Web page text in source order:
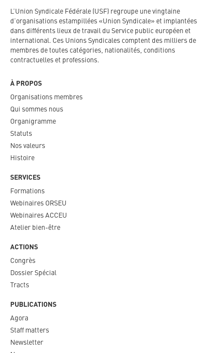
L’Union Syndicale Fédérale (USF) regroupe une vingtaine
d’organisations estampillées «Union Syndicale» et implantées
dans différents lieux de travail du Service public européen et
international. Ces Unions Syndicales comptent des milliers de
membres de toutes catégories, nationalités, conditions
contractuelles et professions.
À PROPOS
Organisations membres
Qui sommes nous
Organigramme​
Statuts
Nos valeurs​
Histoire
SERVICES
Formations
Webinaires ORSEU​
Webinaires ACCEU
Atelier bien-être
ACTIONS
Congrès
Dossier Spécial
Tracts
PUBLICATIONS
Agora
Staff matters
Newsletter​